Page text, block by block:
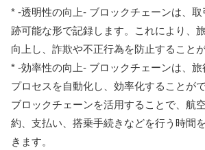
* -透明性の向上- ブロックチェーンは、
跡可能な形で記録します。これにより、
向上し、詐欺や不正行為を防止することが
* -効率性の向上- ブロックチェーンは、
プロセスを自動化し、効率化することが
ブロックチェーンを活用することで、航
約、支払い、搭乗手続きなどを行う時間
きます。